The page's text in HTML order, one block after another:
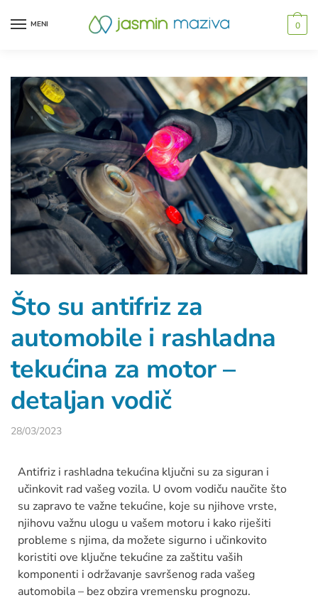
MENI 0
Što su antifriz za
automobile i rashladna
tekućina za motor –
detaljan vodič
28/03/2023
Antifriz i rashladna tekućina ključni su za siguran i
učinkovit rad vašeg vozila. U ovom vodiču naučite što
su zapravo te važne tekućine, koje su njihove vrste,
njihovu važnu ulogu u vašem motoru i kako riješiti
probleme s njima, da možete sigurno i učinkovito
koristiti ove ključne tekućine za zaštitu vaših
komponenti i održavanje savršenog rada vašeg
automobila – bez obzira vremensku prognozu.